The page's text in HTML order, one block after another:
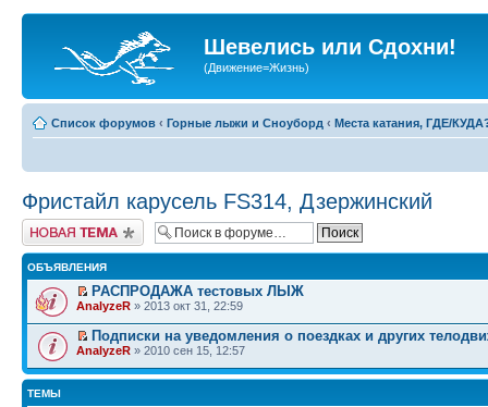
Шевелись или Сдохни!
(Движение=Жизнь)
Список форумов ‹ Горные лыжи и Сноуборд ‹ Места катания, ГДЕ/
Фристайл карусель FS314, Дзержинский
Начать новую тему
ОБЪЯВЛЕНИЯ
РАСПРОДАЖА тестовых ЛЫЖ
AnalyzeR » 2013 окт 31, 22:59
Подписки на уведомления о поездках и других
AnalyzeR » 2010 сен 15, 12:57
ТЕМЫ